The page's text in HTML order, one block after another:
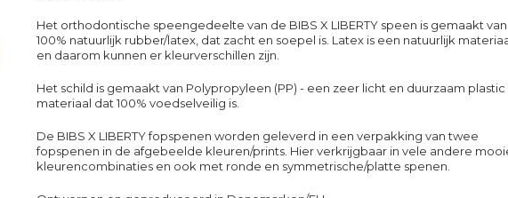
Het orthodontische speengedeelte van de BIBS X LIBERTY speen is gemaakt van
100% natuurlijk rubber/latex, dat zacht en soepel is. Latex is een natuurlijk
en daarom kunnen er kleurverschillen zijn.
Het schild is gemaakt van Polypropyleen (PP) - een zeer licht en duurzaam plastic
materiaal dat 100% voedselveilig is.
De BIBS X LIBERTY fopspenen worden geleverd in een verpakking van twee
fopspenen in de afgebeelde kleuren/prints. Hier verkrijgbaar in vele andere
kleurencombinaties en ook met ronde en symmetrische/platte spenen.